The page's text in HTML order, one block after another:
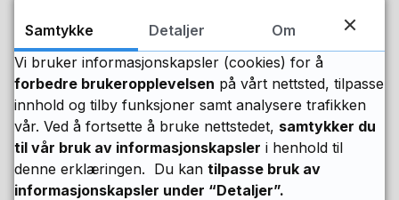
21
august
Klubb kveld
Sola kulturhus 18:00 - 20:30
Samtykke Detaljer
Om
Vi bruker informasjonskapsler (cookies) for å
forbedre brukeropplevelsen på vårt nettsted, tilpasse
innhold og tilby funksjoner samt analysere trafikken
vår. Ved å fortsette å bruke nettstedet, samtykker du
til vår bruk av informasjonskapsler i henhold til
denne erklæringen. Du kan tilpasse bruk av
informasjonskapsler under “Detaljer”.